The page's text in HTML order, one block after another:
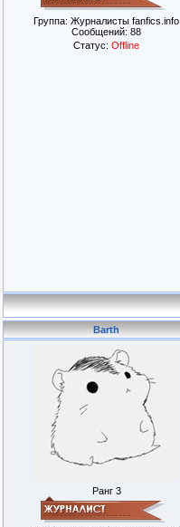
Группа: Журналисты fanfics.info
Сообщений: 88
Статус: Offline
Barth
Ранг 3